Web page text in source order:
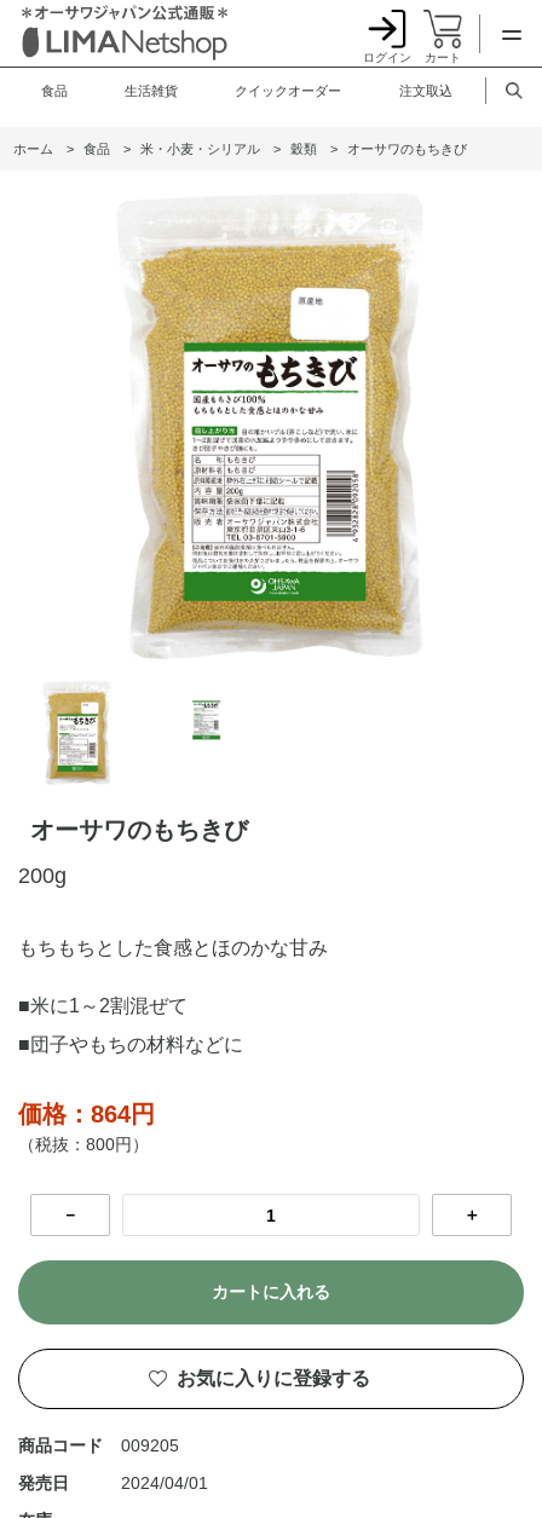
ログイン カート
食品 生活雑貨 クイックオーダー 注文取込
ホーム > 食品 > 米・小麦・シリアル > 穀類 > オーサワのもちきび
オーサワのもちきび
200g
もちもちとした食感とほのかな甘み
■米に1～2割混ぜて
■団子やもちの材料などに
価格：864円
（税抜：800円）
－ ＋
カートに入れる
お気に入りに登録する
商品コード
009205
発売日
2024/04/01